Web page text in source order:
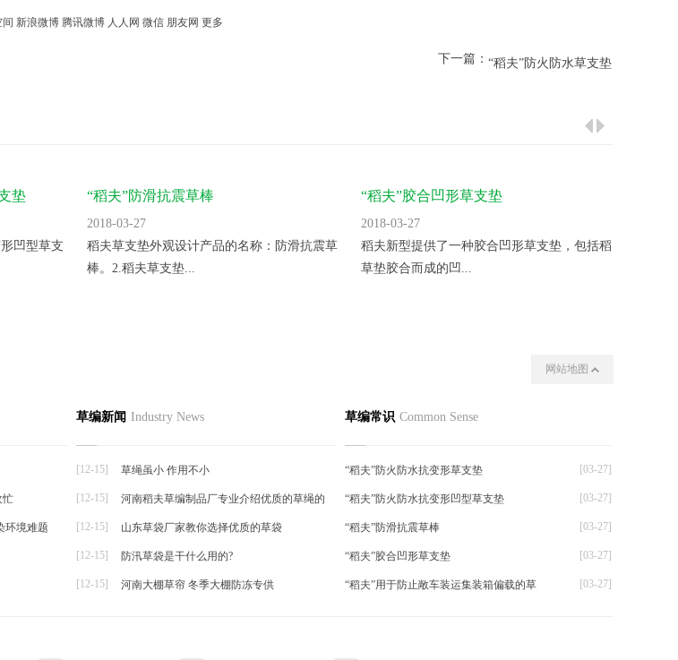
新浪微博 腾讯微博 人人网 微信 朋友网 更多
下一篇： “稻夫”防火防水草支垫
垫
凹型草支
“稻夫”防滑抗震草棒
2018-03-27
稻夫草支垫外观设计产品的名称：防滑抗震草
棒。2.稻夫草支垫...
“稻夫”胶合凹形草支垫
2018-03-27
稻夫新型提供了一种胶合凹形草支垫，包括稻
草垫胶合而成的凹...
包括本
网站地图
忙
环境难题
草编新闻 Industry News
[12-15] 草绳虽小 作用不小
[12-15] 河南稻夫草编制品厂专业介绍优质的草绳的
[12-15] 山东草袋厂家教你选择优质的草袋
[12-15] 防汛草袋是干什么用的?
[12-15] 河南大棚草帘 冬季大棚防冻专供
草编常识 Common Sense
[03-27]
“稻夫”防火防水抗变形草支垫
[03-27]
“稻夫”防火防水抗变形凹型草支垫
[03-27]
“稻夫”防滑抗震草棒
[03-27]
“稻夫”胶合凹形草支垫
[03-27]
“稻夫”用于防止敞车装运集装箱偏载的草